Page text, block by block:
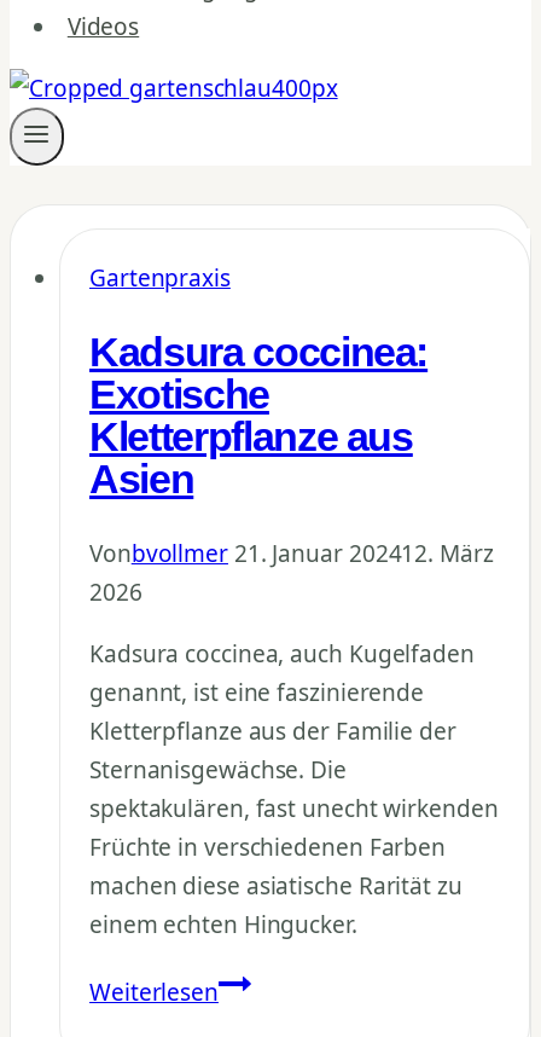
Videos
Gartenpraxis
Kadsura coccinea:
Exotische
Kletterpflanze aus
Asien
Vonbvollmer 21. Januar 202412. März
2026
Kadsura coccinea, auch Kugelfaden
genannt, ist eine faszinierende
Kletterpflanze aus der Familie der
Sternanisgewächse. Die
spektakulären, fast unecht wirkenden
Früchte in verschiedenen Farben
machen diese asiatische Rarität zu
einem echten Hingucker.
WeiterlesenKadsura